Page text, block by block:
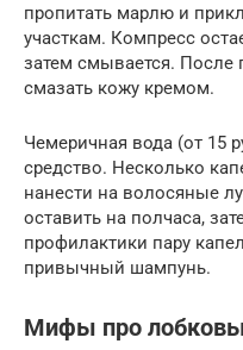
пропитать марлю и
участкам. Компресс
затем смывается. После
смазать кожу кремом.
Чемеричная вода (от 15
средство. Несколько
нанести на волосяные
оставить на полчаса,
профилактики пару
привычный шампунь.
Мифы про